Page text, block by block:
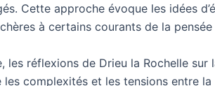
Cette approche évoque les idées
à certains courants de la
les réflexions de Drieu la Rochelle
les complexités et les tensions entre la